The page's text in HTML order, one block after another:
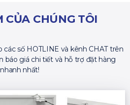
CỦA CHÚNG TÔI
số HOTLINE và kênh CHAT trên
báo giá chi tiết và hỗ trợ đặt hàng
nhanh nhất!